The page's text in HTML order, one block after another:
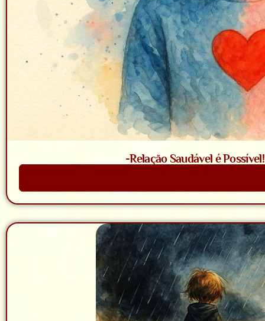
-Relação Saudável é